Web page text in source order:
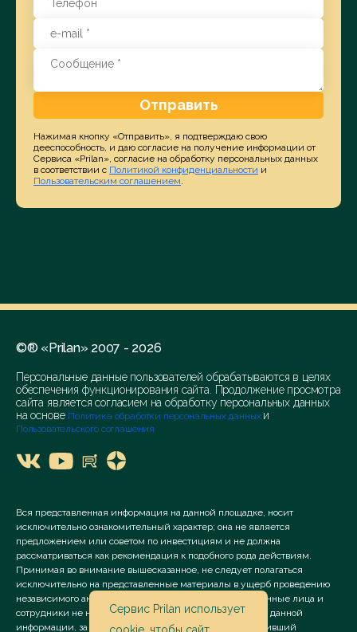
Отправить
Нажимая кнопку «Отправить», я подтверждаю свою
дееспособность, и даю согласие на получение информации от
Сервиса «Prilan», согласие на обработку персональных данных
в соответствии с Политикой конфиденциальности и
Пользовательским соглашением.
©® «Prilan» 2007 - 2026
Персональные данные пользователей обрабатываются в целях
обеспечения функционирования сайта. Продолжение просмотра
сайта является согласием на обработку персональных данных
на основе Политика обработки персональных данных и
Пользовательского соглашения
Вся представленная информация на данной площадке, носит
исключительно ознакомительный характер; она не является
предложением или советом по инвестициям и не должна
рассматриваться как рекомендация к подобного рода действиям.
Принимая во внимание вышесказанное, не следует полагаться
исключительно на представленные материалы в ущерб проведению
независимого анализа. Сервис «Prilan» его аффилированные лица и
сотрудники не несут ответственности за использование данной
информации, за прямой или косвенный ущерб, наступивший
Сервис Prilan использует